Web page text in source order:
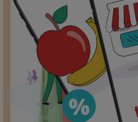
supermercadosjardín y
eléctrico
viajesaceite de
asiática
aguacates
Tiendeo en tu